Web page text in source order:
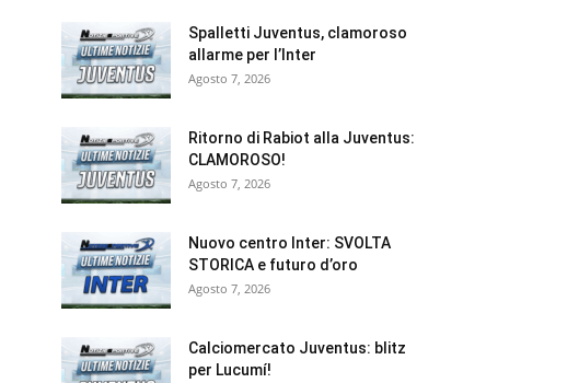
Spalletti Juventus, clamoroso
allarme per l’Inter
Agosto 7, 2026
Ritorno di Rabiot alla Juventus:
CLAMOROSO!
Agosto 7, 2026
Nuovo centro Inter: SVOLTA
STORICA e futuro d’oro
Agosto 7, 2026
Calciomercato Juventus: blitz
per Lucumí!